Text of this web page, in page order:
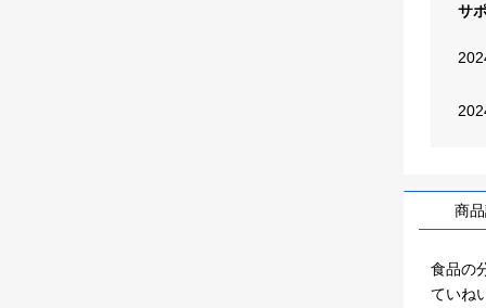
サ
商
食品の
ていね